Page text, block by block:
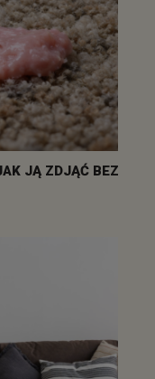
JĄ ZDJĄĆ BEZ